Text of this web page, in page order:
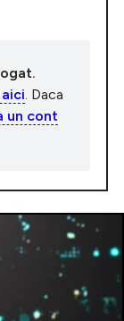
. Daca
un cont